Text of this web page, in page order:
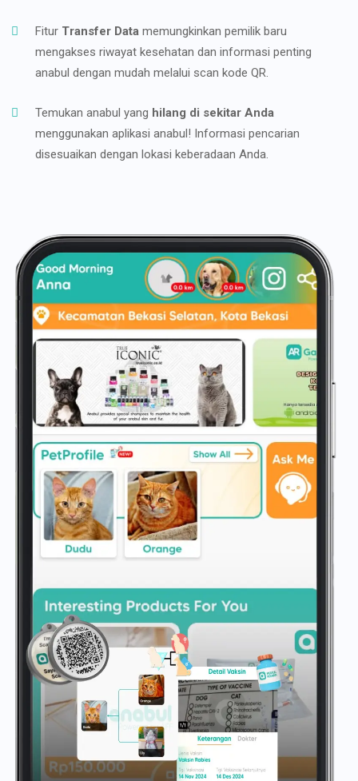
Fitur Transfer Data memungkinkan pemilik baru
mengakses riwayat kesehatan dan informasi penting
anabul dengan mudah melalui scan kode QR.
Temukan anabul yang hilang di sekitar Anda
menggunakan aplikasi anabul! Informasi pencarian
disesuaikan dengan lokasi keberadaan Anda.